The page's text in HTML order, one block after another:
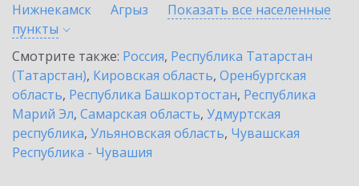
Нижнекамск
Агрыз
Показать все населенные
пункты
Смотрите также: Россия, Республика Татарстан
(Татарстан), Кировская область, Оренбургская
область, Республика Башкортостан, Республика
Марий Эл, Самарская область, Удмуртская
республика, Ульяновская область, Чувашская
Республика - Чувашия